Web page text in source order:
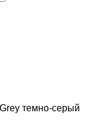
темно-серый